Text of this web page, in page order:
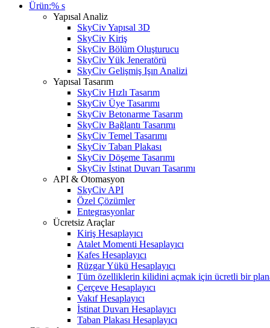
Ürün:% s
Yapısal Analiz
SkyCiv Yapısal 3D
SkyCiv Kiriş
SkyCiv Bölüm Oluşturucu
SkyCiv Yük Jeneratörü
SkyCiv Gelişmiş Işın Analizi
Yapısal Tasarım
SkyCiv Hızlı Tasarım
SkyCiv Üye Tasarımı
SkyCiv Betonarme Tasarım
SkyCiv Bağlantı Tasarımı
SkyCiv Temel Tasarımı
SkyCiv Taban Plakası
SkyCiv Döşeme Tasarımı
SkyCiv İstinat Duvarı Tasarımı
API & Otomasyon
SkyCiv API
Özel Çözümler
Entegrasyonlar
Ücretsiz Araçlar
Kiriş Hesaplayıcı
Atalet Momenti Hesaplayıcı
Kafes Hesaplayıcı
Rüzgar Yükü Hesaplayıcı
Tüm özelliklerin kilidini açmak için ücretli bir
Çerçeve Hesaplayıcı
Vakıf Hesaplayıcı
İstinat Duvarı Hesaplayıcı
Taban Plakası Hesaplayıcı